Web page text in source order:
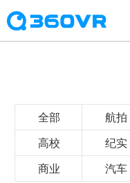
全部 航拍
高校 纪实
商业 汽车